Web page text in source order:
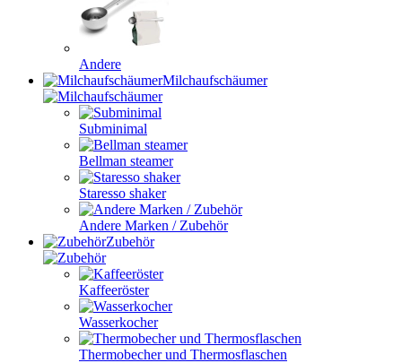
Andere
Milchaufschäumer
Subminimal
Bellman steamer
Staresso shaker
Andere Marken / Zubehör
Zubehör
Kaffeeröster
Wasserkocher
Thermobecher und Thermosflaschen